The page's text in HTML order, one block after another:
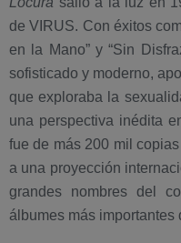
de VIRUS. Con éxitos
en la Mano” y “Sin
sofisticado y moderno,
que exploraba la
una perspectiva inédita
fue de más 200 mil
a una proyección
grandes nombres del
álbumes más